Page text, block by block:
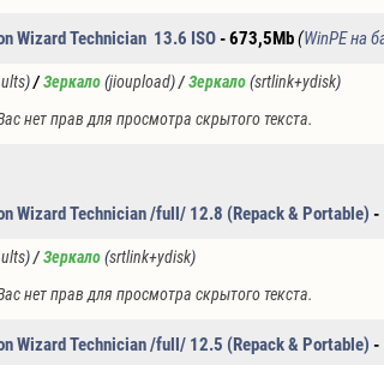
Wizard Technician 13.6 ISO - 673,5Mb(WinPE на
) /Зеркало(jioupload) / Зеркало(srtlink+ydisk)
нет прав для просмотра скрытого текста.
Wizard Technician /full/ 12.8 (Repack & Portable) -
) / Зеркало(srtlink+ydisk)
нет прав для просмотра скрытого текста.
Wizard Technician /full/ 12.5 (Repack & Portable) -